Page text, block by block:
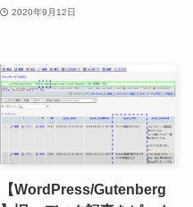
2020年9月12日
【WordPress/Gutenberg